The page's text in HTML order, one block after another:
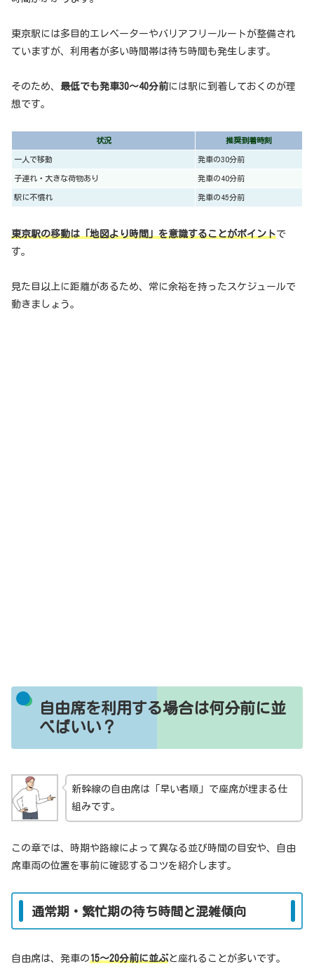
東京駅には多目的エレベーターやバリアフリールートが整備され
ていますが、利用者が多い時間帯は待ち時間も発生します。
そのため、 最低でも発車30〜40分前には駅に到着しておくのが理
想です。
状況 推奨到着時刻
一人で移動 発車の30分前
子連れ・大きな荷物あり 発車の40分前
駅に不慣れ 発車の45分前
東京駅の移動は「地図より時間」を意識することがポイントで
す。
見た目以上に距離があるため、常に余裕を持ったスケジュールで
動きましょう。
自由席を利用する場合は何分前に並
べばいい？
新幹線の自由席は「早い者順」で座席が埋まる仕
組みです。
この章では、時期や路線によって異なる並び時間の目安や、自由
席車両の位置を事前に確認するコツを紹介します。
通常期・繁忙期の待ち時間と混雑傾向
自由席は、発車の15〜20分前に並ぶと座れることが多いです。